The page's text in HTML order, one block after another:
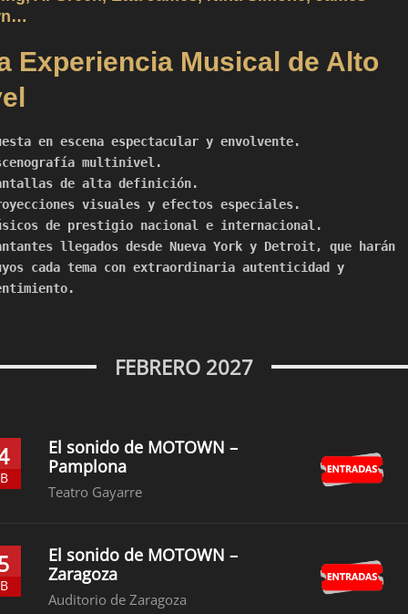
Experiencia Musical de Alto
en escena espectacular y envolvente.
multinivel.
de alta definición.
visuales y efectos especiales.
de prestigio nacional e internacional.
llegados desde Nueva York y Detroit, que harán
cada tema con extraordinaria autenticidad y
FEBRERO 2027
El sonido de MOTOWN –
Pamplona
Teatro Gayarre
El sonido de MOTOWN –
Zaragoza
Auditorio de Zaragoza